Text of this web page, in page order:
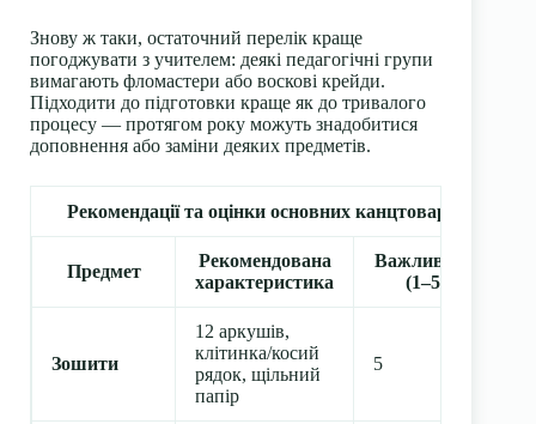
Знову ж таки, остаточний перелік краще
погоджувати з учителем: деякі педагогічні групи
вимагають фломастери або воскові крейди.
Підходити до підготовки краще як до тривалого
процесу — протягом року можуть знадобитися
доповнення або заміни деяких предметів.
Рекомендації та оцінки основних канцтоварів
Предмет
Рекомендована
характеристика
Важливість
(1–5)
Зошити
12 аркушів,
клітинка/косий
рядок, щільний
папір
5